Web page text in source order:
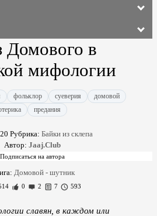
Домового в
мифологии
фольклор суеверия
домовой
предания
Рубрика: Байки из склепа
Автор: Jaaj.Club
Домовой - шутник
0 2 7 593
славян, в каждом или